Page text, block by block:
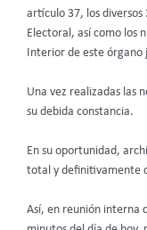
artículo 37, los diversos
Electoral, así como los
Interior de este órgano
Una vez realizadas las
su debida constancia.
En su oportunidad,
total y definitivamente
Así, en reunión interna